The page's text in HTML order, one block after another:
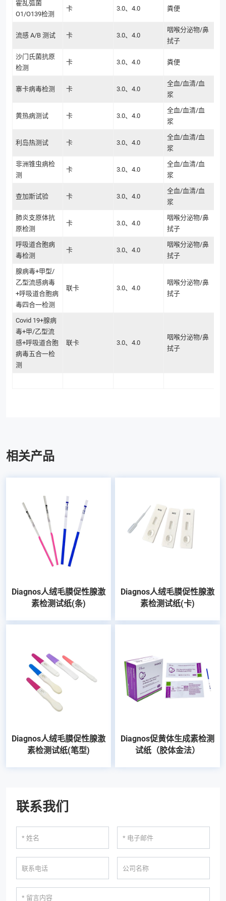
霍乱弧菌
O1/O139检测
卡 3.0、4.0 粪便
流感 A/B 测试 卡 3.0、4.0
咽喉分泌物/鼻
拭子
沙门氏菌抗原
检测
卡 3.0、4.0 粪便
寨卡病毒检测 卡 3.0、4.0
全血/血清/血
浆
黄热病测试 卡 3.0、4.0
全血/血清/血
浆
利岛热测试 卡 3.0、4.0
全血/血清/血
浆
非洲锥虫病检
测
卡 3.0、4.0
全血/血清/血
浆
查加斯试验 卡 3.0、4.0
全血/血清/血
浆
肺炎支原体抗
原检测
卡 3.0、4.0
咽喉分泌物/鼻
拭子
呼吸道合胞病
毒检测
卡 3.0、4.0
咽喉分泌物/鼻
拭子
腺病毒+甲型/
乙型流感病毒
+呼吸道合胞病
毒四合一检测
联卡 3.0、4.0
咽喉分泌物/鼻
拭子
Covid 19+腺病
毒+甲/乙型流
感+呼吸道合胞
病毒五合一检
测
联卡 3.0、4.0
咽喉分泌物/鼻
拭子
相关产品
Diagnos人绒毛膜促性腺激
素检测试纸(条)
Diagnos人绒毛膜促性腺激
素检测试纸(卡)
Diagnos人绒毛膜促性腺激
素检测试纸(笔型)
Diagnos促黄体生成素检测
试纸（胶体金法）
联系我们